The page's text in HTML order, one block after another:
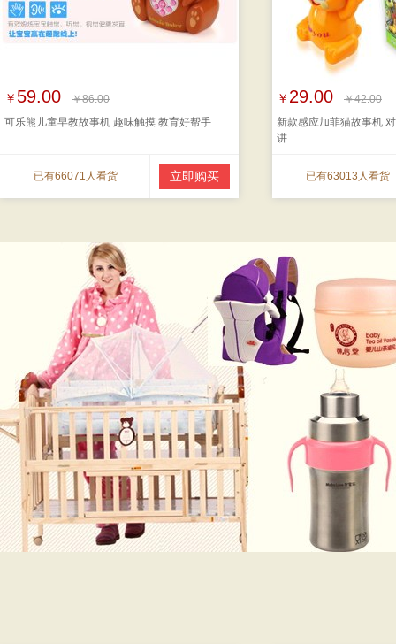
￥ 59.00
￥86.00
可乐熊儿童早教故事机 趣味触摸 教育好帮手
已有66071人看货 立即购买
￥ 29.00
￥42.00
新款感应加菲猫故事机
讲
已有63013人看货